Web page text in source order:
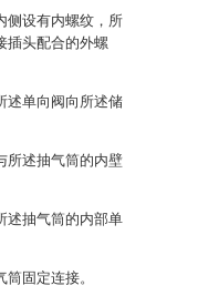
侧设有内螺纹，所
插头配合的外螺
述单向阀向所述储
所述抽气筒的内壁
述抽气筒的内部单
固定连接。